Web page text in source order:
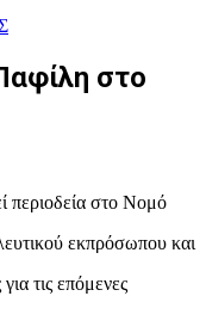
στο
περιοδεία στο Νομό
εκπρόσωπου και
τις επόμενες